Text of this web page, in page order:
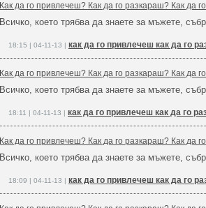
Как да го привлечеш? Как да го разкараш? Как да
Всичко, което трябва да знаете за мъжете,
18:15 | 04-11-13 | как да го привлечеш как да го
Как да го привлечеш? Как да го разкараш? Как да
Всичко, което трябва да знаете за мъжете,
18:11 | 04-11-13 | как да го привлечеш как да го
Как да го привлечеш? Как да го разкараш? Как да
Всичко, което трябва да знаете за мъжете,
18:09 | 04-11-13 | как да го привлечеш как да го